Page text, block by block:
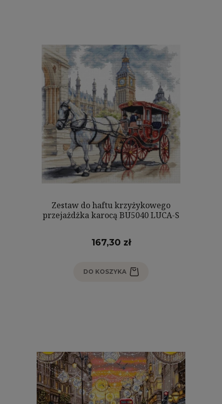
Zestaw do haftu krzyżykowego
przejażdżka karocą BU5040 LUCA-S
167,30 zł
DO KOSZYKA